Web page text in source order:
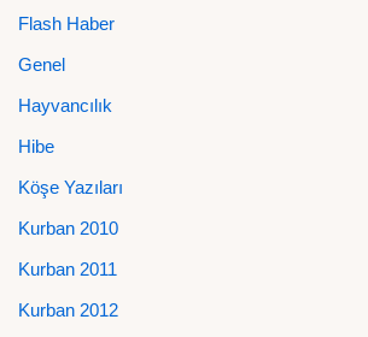
Flash Haber
Genel
Hayvancılık
Hibe
Köşe Yazıları
Kurban 2010
Kurban 2011
Kurban 2012